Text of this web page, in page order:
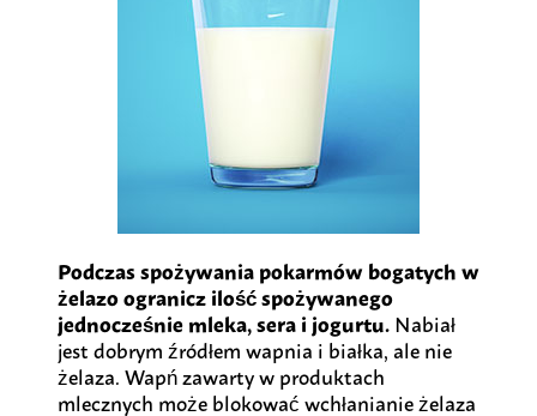
Podczas spożywania pokarmów bogatych w
żelazo ogranicz ilość spożywanego
jednocześnie mleka, sera i jogurtu.Nabiał
jest dobrym źródłem wapnia i białka, ale nie
żelaza. Wapń zawarty w produktach
mlecznych może blokować wchłanianie żelaza